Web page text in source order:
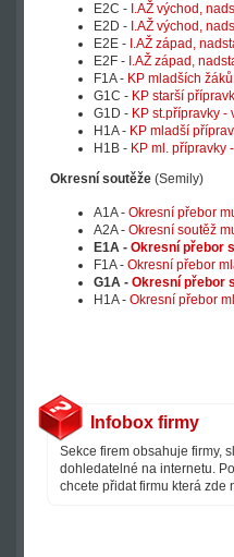
E2C - I.AŽ východ,
E2D - I.AŽ východ,
E2E - I.AŽ západ,
E2F - I.AŽ západ,
F1A - KP mladších žáků
G1C - KP starší
G1D - KP st.přípravky -
H1A - KP mladší
H1B - KP ml. přípravky
Okresní soutěže (Semily)
A1A - Okresní přebor
A2A - Okresní soutěž
E1A - Okresní přebor
F1A - Okresní přebor
G1A - Okresní přebor
H1A - Okresní přebor
Infobox firmy
Sekce firem obsahuje firmy,
dohledatelné na internetu.
chcete přidat firmu která zde